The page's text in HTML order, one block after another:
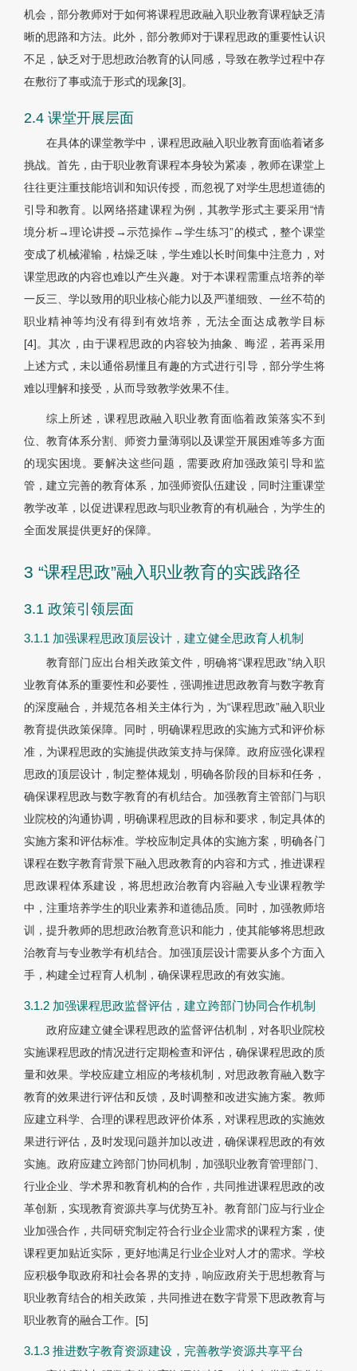
机会，部分教师对于如何将课程思政融入职业教育课程缺乏清
晰的思路和方法。此外，部分教师对于课程思政的重要性认识
不足，缺乏对于思想政治教育的认同感，导致在教学过程中存
在敷衍了事或流于形式的现象[3]。
2.4 课堂开展层面
在具体的课堂教学中，课程思政融入职业教育面临着诸多
挑战。首先，由于职业教育课程本身较为紧凑，教师在课堂上
往往更注重技能培训和知识传授，而忽视了对学生思想道德的
引导和教育。以网络搭建课程为例，其教学形式主要采用“情
境分析→理论讲授→示范操作→学生练习”的模式，整个课堂
变成了机械灌输，枯燥乏味，学生难以长时间集中注意力，对
课堂思政的内容也难以产生兴趣。对于本课程需重点培养的举
一反三、学以致用的职业核心能力以及严谨细致、一丝不苟的
职业精神等均没有得到有效培养，无法全面达成教学目标
[4]。其次，由于课程思政的内容较为抽象、晦涩，若再采用
上述方式，未以通俗易懂且有趣的方式进行引导，部分学生将
难以理解和接受，从而导致教学效果不佳。
综上所述，课程思政融入职业教育面临着政策落实不到
位、教育体系分割、师资力量薄弱以及课堂开展困难等多方面
的现实困境。要解决这些问题，需要政府加强政策引导和监
管，建立完善的教育体系，加强师资队伍建设，同时注重课堂
教学改革，以促进课程思政与职业教育的有机融合，为学生的
全面发展提供更好的保障。
3 “课程思政”融入职业教育的实践路径
3.1 政策引领层面
3.1.1 加强课程思政顶层设计，建立健全思政育人机制
教育部门应出台相关政策文件，明确将“课程思政”纳入职
业教育体系的重要性和必要性，强调推进思政教育与数字教育
的深度融合，并规范各相关主体行为，为“课程思政”融入职业
教育提供政策保障。同时，明确课程思政的实施方式和评价标
准，为课程思政的实施提供政策支持与保障。政府应强化课程
思政的顶层设计，制定整体规划，明确各阶段的目标和任务，
确保课程思政与数字教育的有机结合。加强教育主管部门与职
业院校的沟通协调，明确课程思政的目标和要求，制定具体的
实施方案和评估标准。学校应制定具体的实施方案，明确各门
课程在数字教育背景下融入思政教育的内容和方式，推进课程
思政课程体系建设，将思想政治教育内容融入专业课程教学
中，注重培养学生的职业素养和道德品质。同时，加强教师培
训，提升教师的思想政治教育意识和能力，使其能够将思想政
治教育与专业教学有机结合。加强顶层设计需要从多个方面入
手，构建全过程育人机制，确保课程思政的有效实施。
3.1.2 加强课程思政监督评估，建立跨部门协同合作机制
政府应建立健全课程思政的监督评估机制，对各职业院校
实施课程思政的情况进行定期检查和评估，确保课程思政的质
量和效果。学校应建立相应的考核机制，对思政教育融入数字
教育的效果进行评估和反馈，及时调整和改进实施方案。教师
应建立科学、合理的课程思政评价体系，对课程思政的实施效
果进行评估，及时发现问题并加以改进，确保课程思政的有效
实施。政府应建立跨部门协同机制，加强职业教育管理部门、
行业企业、学术界和教育机构的合作，共同推进课程思政的改
革创新，实现教育资源共享与优势互补。教育部门应与行业企
业加强合作，共同研究制定符合行业企业需求的课程方案，使
课程更加贴近实际，更好地满足行业企业对人才的需求。学校
应积极争取政府和社会各界的支持，响应政府关于思想教育与
职业教育结合的相关政策，共同推进在数字背景下思政教育与
职业教育的融合工作。 [5]
3.1.3 推进数字教育资源建设，完善教学资源共享平台